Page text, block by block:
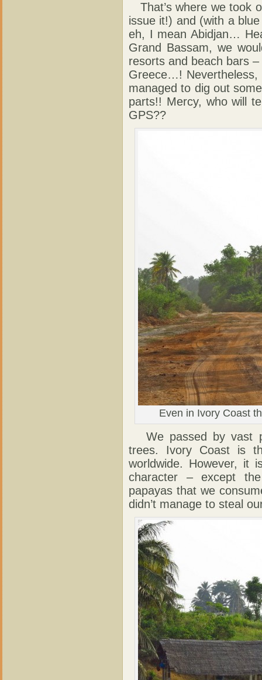
That’s where we took
issue it!) and (with a
eh, I mean Abidjan…
Grand Bassam, we
resorts and beach bars
Greece…! Nevertheless,
managed to dig out
parts!! Mercy, who will
GPS??
Even in Ivory Coast
We passed by vast
trees. Ivory Coast is
worldwide. However, it
character – except
papayas that we
didn’t manage to steal